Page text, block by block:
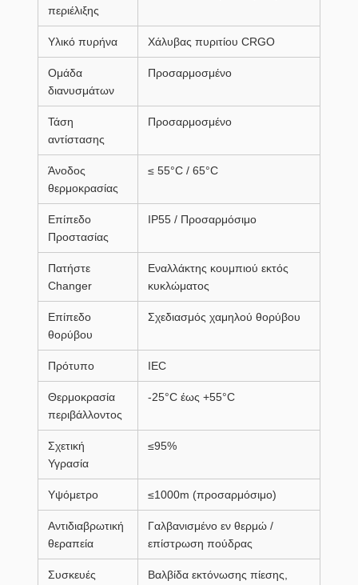
περιέλιξης
Υλικό πυρήνα Χάλυβας πυριτίου CRGO
Ομάδα
διανυσμάτων
Προσαρμοσμένο
Τάση
αντίστασης
Προσαρμοσμένο
Άνοδος
θερμοκρασίας
≤ 55°C / 65°C
Επίπεδο
Προστασίας
IP55 / Προσαρμόσιμο
Πατήστε
Changer
Εναλλάκτης κουμπιού εκτός
κυκλώματος
Επίπεδο
θορύβου
Σχεδιασμός χαμηλού θορύβου
Πρότυπο IEC
Θερμοκρασία
περιβάλλοντος
-25°C έως +55°C
Σχετική
Υγρασία
≤95%
Υψόμετρο ≤1000m (προσαρμόσιμο)
Αντιδιαβρωτική
θεραπεία
Γαλβανισμένο εν θερμώ /
επίστρωση πούδρας
Συσκευές
Βαλβίδα εκτόνωσης πίεσης,